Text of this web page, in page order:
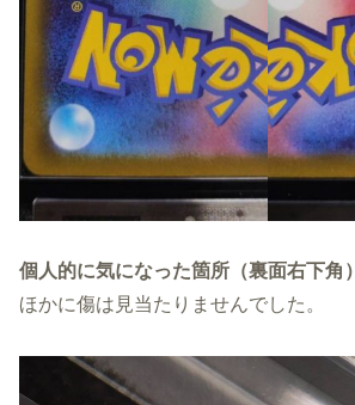
個人的に気になった箇所（裏面右下角）
ほかに傷は見当たりませんでした。